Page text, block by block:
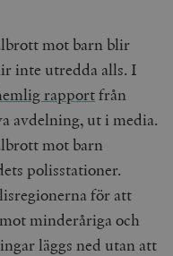
mot barn blir
inte utredda alls. I
rapportfrån
avdelning, ut i media.
mot barn
polisstationer.
för att
minderåriga och
läggs ned utan att